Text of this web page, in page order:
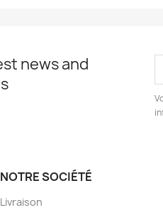
news and
NOTRE SOCIÉTÉ
Livraison